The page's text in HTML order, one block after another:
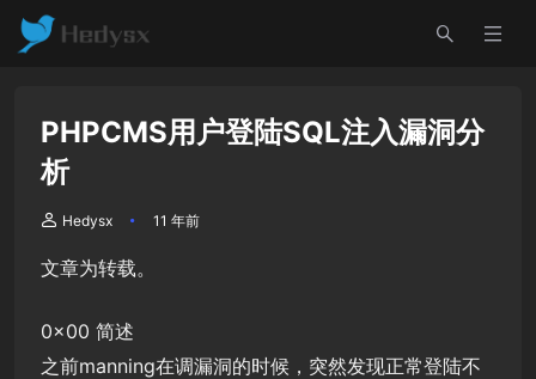
PHPCMS用户登陆SQL注入漏洞分
析
Hedysx 11 年前
文章为转载。
0x00 简述
之前manning在调漏洞的时候，突然发现正常登陆不